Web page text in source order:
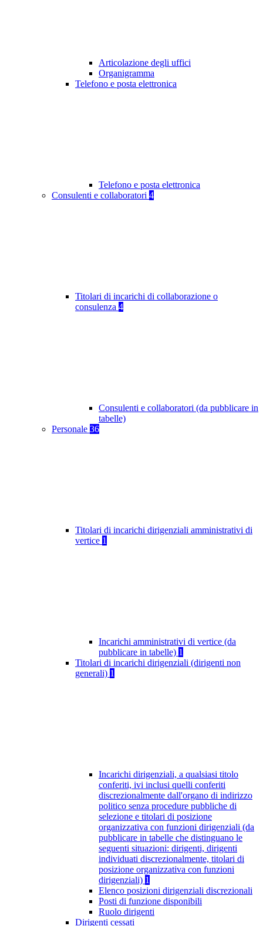
Articolazione degli uffici
Organigramma
Telefono e posta elettronica
Telefono e posta elettronica
Consulenti e collaboratori 4
Titolari di incarichi di collaborazione o
consulenza 4
Consulenti e collaboratori (da pubblicare in
tabelle)
Personale 36
Titolari di incarichi dirigenziali amministrativi di
vertice 1
Incarichi amministrativi di vertice (da
pubblicare in tabelle) 1
Titolari di incarichi dirigenziali (dirigenti non
generali) 1
Incarichi dirigenziali, a qualsiasi titolo
conferiti, ivi inclusi quelli conferiti
discrezionalmente dall'organo di indirizzo
politico senza procedure pubbliche di
selezione e titolari di posizione
organizzativa con funzioni dirigenziali (da
pubblicare in tabelle che distinguano le
seguenti situazioni: dirigenti, dirigenti
individuati discrezionalmente, titolari di
posizione organizzativa con funzioni
dirigenziali) 1
Elenco posizioni dirigenziali discrezionali
Posti di funzione disponibili
Ruolo dirigenti
Dirigenti cessati